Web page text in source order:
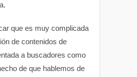
que es muy complicada
de contenidos de
a buscadores como
de que hablemos de